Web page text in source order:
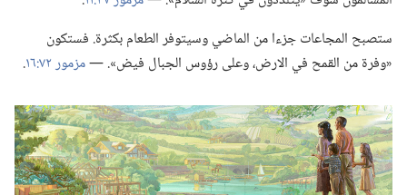
ستصبح المجاعات جزءا من الماضي وسيتوفر الطعام بكثرة.‏ فستكون
«وفرة من القمح في الارض،‏ وعلى رؤوس الجبال فيض».‏ —‏مزمور ٧٢:‏١٦ ‏.‏